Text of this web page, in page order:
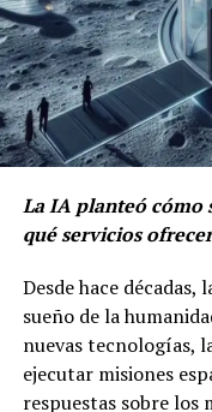
La IA planteó cómo
qué servicios
Desde hace
sueño de la
nuevas tecnologías,
ejecutar misiones
respuestas sobre los